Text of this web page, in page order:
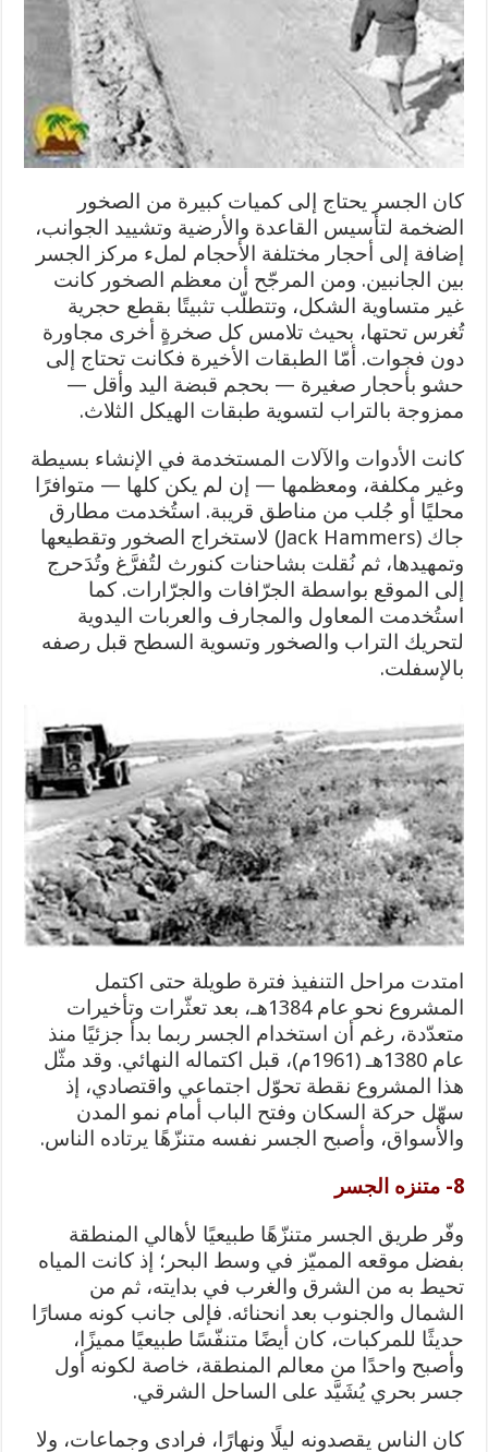
كان الجسر يحتاج إلى كميات كبيرة من الصخور
الضخمة لتأسيس القاعدة والأرضية وتشييد الجوانب،
إضافة إلى أحجار مختلفة الأحجام لملء مركز الجسر
بين الجانبين. ومن المرجّح أن معظم الصخور كانت
غير متساوية الشكل، وتتطلّب تثبيتًا بقطع حجرية
تُغرس تحتها، بحيث تلامس كل صخرةٍ أخرى مجاورة
دون فجوات. أمّا الطبقات الأخيرة فكانت تحتاج إلى
حشو بأحجار صغيرة — بحجم قبضة اليد وأقل —
ممزوجة بالتراب لتسوية طبقات الهيكل الثلاث.
كانت الأدوات والآلات المستخدمة في الإنشاء بسيطة
وغير مكلفة، ومعظمها — إن لم يكن كلها — متوافرًا
محليًا أو جُلب من مناطق قريبة. استُخدمت مطارق
جاك (Jack Hammers) لاستخراج الصخور وتقطيعها
وتمهيدها، ثم نُقلت بشاحنات كنورث لتُفرَّغ وتُدَحرج
إلى الموقع بواسطة الجرّافات والجرّارات. كما
استُخدمت المعاول والمجارف والعربات اليدوية
لتحريك التراب والصخور وتسوية السطح قبل رصفه
بالإسفلت.
امتدت مراحل التنفيذ فترة طويلة حتى اكتمل
المشروع نحو عام 1384هـ، بعد تعثّرات وتأخيرات
متعدّدة، رغم أن استخدام الجسر ربما بدأ جزئيًا منذ
عام 1380هـ (1961م)، قبل اكتماله النهائي. وقد مثّل
هذا المشروع نقطة تحوّل اجتماعي واقتصادي، إذ
سهّل حركة السكان وفتح الباب أمام نمو المدن
والأسواق، وأصبح الجسر نفسه متنزّهًا يرتاده الناس.
8- متنزه الجسر
وفّر طريق الجسر متنزّهًا طبيعيًا لأهالي المنطقة
بفضل موقعه المميّز في وسط البحر؛ إذ كانت المياه
تحيط به من الشرق والغرب في بدايته، ثم من
الشمال والجنوب بعد انحنائه. فإلى جانب كونه مسارًا
حديثًا للمركبات، كان أيضًا متنفّسًا طبيعيًا مميزًا،
وأصبح واحدًا من معالم المنطقة، خاصة لكونه أول
جسر بحري يُشَيَّد على الساحل الشرقي.
كان الناس يقصدونه ليلًا ونهارًا، فرادى وجماعات، ولا